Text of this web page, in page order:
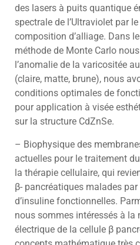
des lasers à puits quantique
spectrale de l’Ultraviolet par
composition d’alliage. Dans
méthode de Monte Carlo
l’anomalie de la varicositée
(claire, matte, brune), nous
conditions optimales de
pour application à visée
sur la structure CdZnSe.
– Biophysique des
actuelles pour le traitement
la thérapie cellulaire, qui
β- pancréatiques malades
d’insuline fonctionnelles.
nous sommes intéressés à la
électrique de la cellule β